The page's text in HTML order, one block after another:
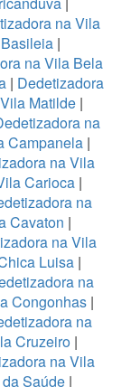
na Vila
|
na Vila Bela
| Dedetizadora
Matilde|
na
Campanela |
na Vila
Carioca|
na
Cavaton |
na Vila
Luisa |
na
Congonhas |
na
Cruzeiro |
na Vila
Saúde|